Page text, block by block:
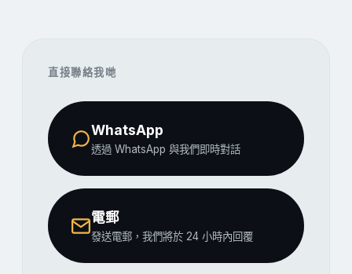
直接聯絡我哋
WhatsApp
透過 WhatsApp 與我們即時對話
電郵
發送電郵，我們將於 24 小時內回覆